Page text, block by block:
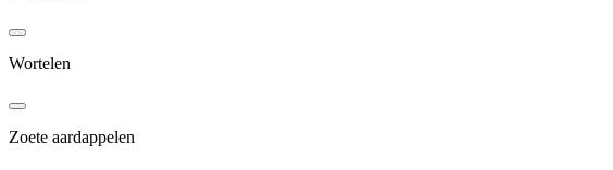
Wortelen
Zoete aardappelen